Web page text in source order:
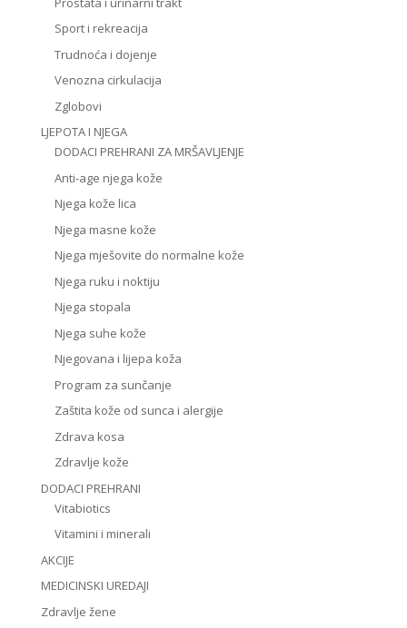
Sport i rekreacija
Trudnoća i dojenje
Venozna cirkulacija
Zglobovi
LJEPOTA I NJEGA
DODACI PREHRANI ZA MRŠAVLJENJE
Anti-age njega kože
Njega kože lica
Njega masne kože
Njega mješovite do normalne kože
Njega ruku i noktiju
Njega stopala
Njega suhe kože
Njegovana i lijepa koža
Program za sunčanje
Zaštita kože od sunca i alergije
Zdrava kosa
Zdravlje kože
DODACI PREHRANI
Vitabiotics
Vitamini i minerali
AKCIJE
MEDICINSKI UREDAJI
Zdravlje žene